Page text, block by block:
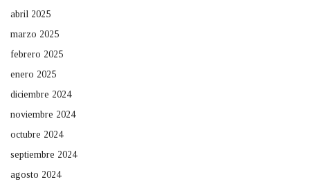
abril 2025
marzo 2025
febrero 2025
enero 2025
diciembre 2024
noviembre 2024
octubre 2024
septiembre 2024
agosto 2024